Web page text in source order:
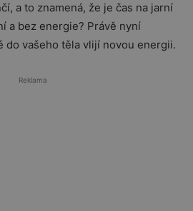
a to znamená, že je čas na jarní
a bez energie? Právě nyní
do vašeho těla vlijí novou energii.
Reklama